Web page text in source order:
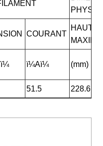
COURANT
ï¼Aï¼ (mm)
51.5 228.6